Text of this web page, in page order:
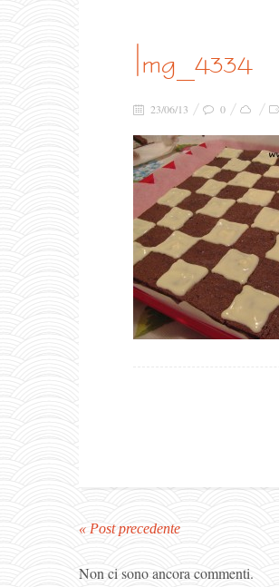
img_4334
23/06/13 0
« Post precedente
Non ci sono ancora commenti.